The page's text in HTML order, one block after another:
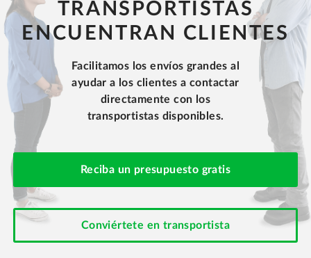
TRANSPORTISTAS
ENCUENTRAN CLIENTES
Facilitamos los envíos grandes al
ayudar a los clientes a contactar
directamente con los
transportistas disponibles.
Reciba un presupuesto gratis
Conviértete en transportista